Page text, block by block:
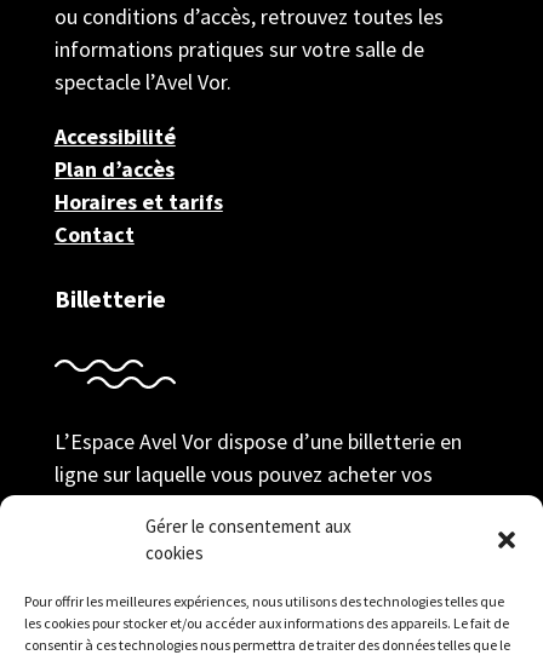
Gérer le consentement aux
cookies
Pour offrir les meilleures expériences, nous utilisons des technologies telles que
les cookies pour stocker et/ou accéder aux informations des appareils. Le fait de
consentir à ces technologies nous permettra de traiter des données telles que le
ou conditions d’accès, retrouvez toutes les
informations pratiques sur votre salle de
spectacle l’Avel Vor.
Accessibilité
Plan d’accès
Horaires et tarifs
Contact
Billetterie
L’Espace Avel Vor dispose d’une billetterie en
ligne sur laquelle vous pouvez acheter vos
adhésion et gérer votre compte durant toute la
Réserver